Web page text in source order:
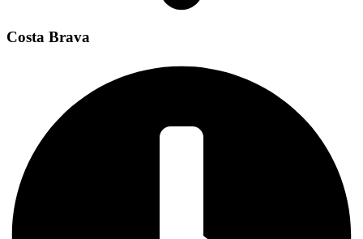
Costa Brava